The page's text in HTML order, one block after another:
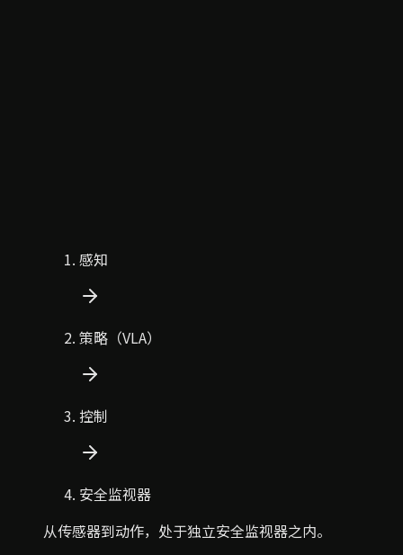
感知
策略（VLA）
控制
安全监视器
从传感器到动作，处于独立安全监视器之内。